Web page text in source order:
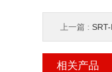
上一篇 : SRT-
相关产品